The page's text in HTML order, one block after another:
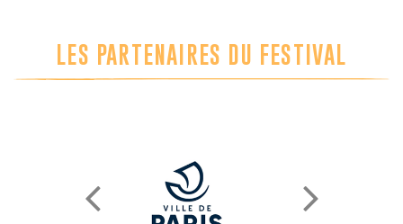
LES PARTENAIRES DU FESTIVAL